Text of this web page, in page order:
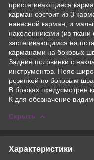
пристегивающиеся
карман состоит из 3
навесной карман, и
наколенниками (из ткани
застегивающимся на
карманами на боковых
Задние половинки с
инструментов. Пояс
резинкой по боковым
В брюках предусмотрен
К для обозначение
Скрыть
Характеристики